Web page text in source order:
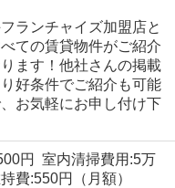
ランチャイズ加盟店と
ての賃貸物件がご紹介
ます！他社さんの掲載
好条件でご紹介も可能
お気軽にお申し付け下
円 室内清掃費用:5万
費:550円（月額）